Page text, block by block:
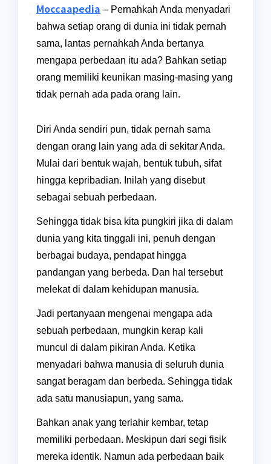
Moccaapedia – Pernahkah Anda menyadari
bahwa setiap orang di dunia ini tidak pernah
sama, lantas pernahkah Anda bertanya
mengapa perbedaan itu ada? Bahkan setiap
orang memiliki keunikan masing-masing yang
tidak pernah ada pada orang lain.
Diri Anda sendiri pun, tidak pernah sama
dengan orang lain yang ada di sekitar Anda.
Mulai dari bentuk wajah, bentuk tubuh, sifat
hingga kepribadian. Inilah yang disebut
sebagai sebuah perbedaan.
Sehingga tidak bisa kita pungkiri jika di dalam
dunia yang kita tinggali ini, penuh dengan
berbagai budaya, pendapat hingga
pandangan yang berbeda. Dan hal tersebut
melekat di dalam kehidupan manusia.
Jadi pertanyaan mengenai mengapa ada
sebuah perbedaan, mungkin kerap kali
muncul di dalam pikiran Anda. Ketika
menyadari bahwa manusia di seluruh dunia
sangat beragam dan berbeda. Sehingga tidak
ada satu manusiapun, yang sama.
Bahkan anak yang terlahir kembar, tetap
memiliki perbedaan. Meskipun dari segi fisik
mereka identik. Namun ada perbedaan baik